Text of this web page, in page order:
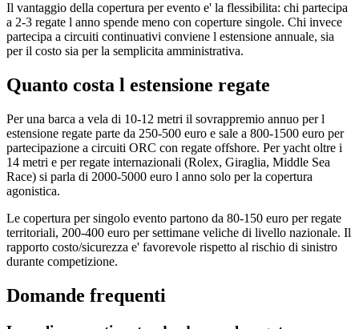
Il vantaggio della copertura per evento e' la flessibilita: chi partecipa
a 2-3 regate l anno spende meno con coperture singole. Chi invece
partecipa a circuiti continuativi conviene l estensione annuale, sia
per il costo sia per la semplicita amministrativa.
Quanto costa l estensione regate
Per una barca a vela di 10-12 metri il sovrappremio annuo per l
estensione regate parte da 250-500 euro e sale a 800-1500 euro per
partecipazione a circuiti ORC con regate offshore. Per yacht oltre i
14 metri e per regate internazionali (Rolex, Giraglia, Middle Sea
Race) si parla di 2000-5000 euro l anno solo per la copertura
agonistica.
Le copertura per singolo evento partono da 80-150 euro per regate
territoriali, 200-400 euro per settimane veliche di livello nazionale. Il
rapporto costo/sicurezza e' favorevole rispetto al rischio di sinistro
durante competizione.
Domande frequenti